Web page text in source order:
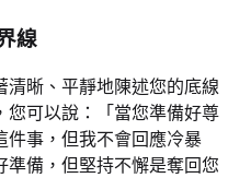
線
清晰、平靜地陳述您的底線
您可以說：「當您準備好尊
件事，但我不會回應冷暴
準備，但堅持不懈是奪回您